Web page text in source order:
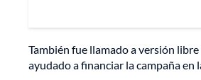
También fue llamado a versión
ayudado a financiar la campaña en